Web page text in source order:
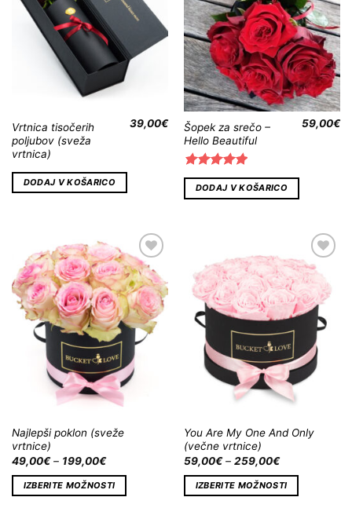
Vrtnica tisočerih
poljubov (sveža
vrtnica)
39,00€
DODAJ V KOŠARICO
Šopek za srečo –
Hello Beautiful
Ocenjeno
5.00od 5
59,00€
DODAJ V KOŠARICO
Dodaj
na
Wishlist
Najlepši poklon (sveže
vrtnice)
49,00€– 199,00€
IZBERITE MOŽNOSTI
Dodaj
na
Wishlist
You Are My One And Only
(večne vrtnice)
59,00€– 259,00€
IZBERITE MOŽNOSTI